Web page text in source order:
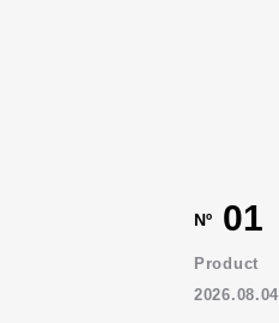
Nº 01
Product
2026.08.04